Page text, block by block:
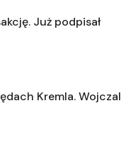
Już podpisał
Kremla. Wojczal